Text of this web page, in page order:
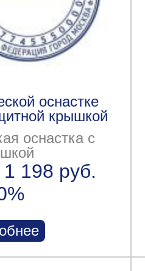
оснастке
крышкой
оснастка с
1 198 руб.